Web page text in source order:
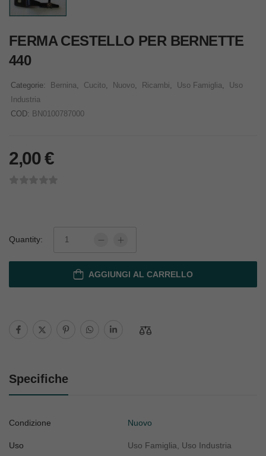
FERMA CESTELLO PER BERNETTE
440
Categorie: Bernina Cucito Nuovo Ricambi Uso Famiglia
Uso
Industria
COD: BN0100787000
2,00€
Quantity:
AGGIUNGI AL CARRELLO
Specifiche
Condizione Nuovo
Uso Uso Famiglia, Uso Industria